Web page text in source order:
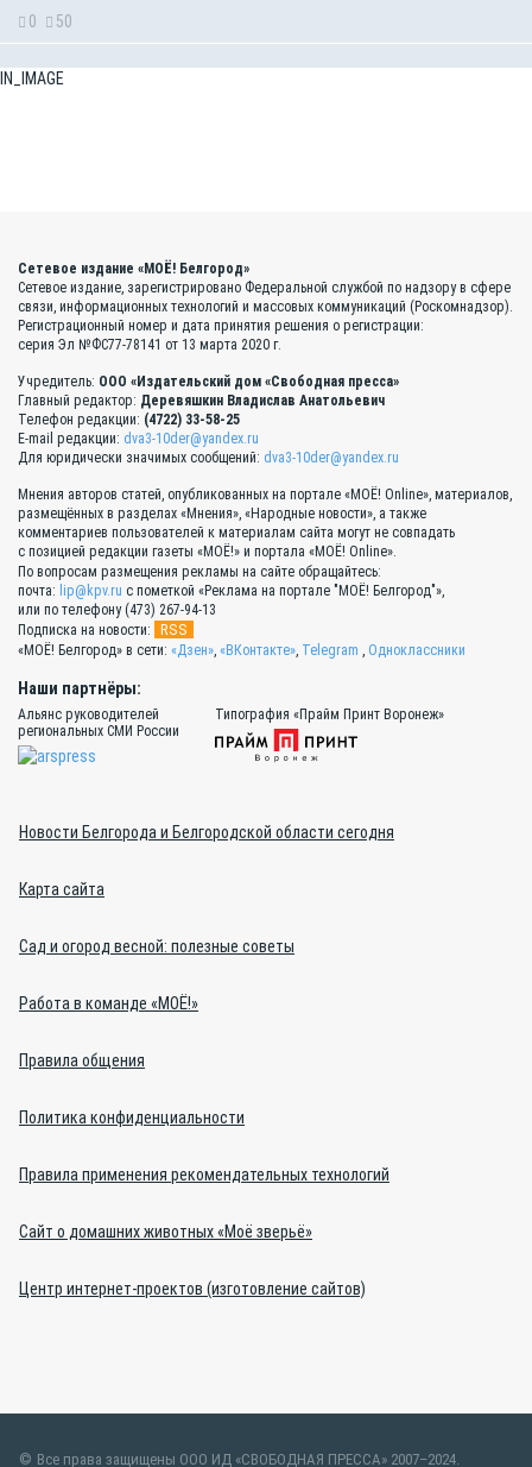
0 50
IN_IMAGE
Сетевое издание «МОЁ! Белгород»
Сетевое издание, зарегистрировано Федеральной службой по надзору в сфере
связи, информационных технологий и массовых коммуникаций (Роскомнадзор).
Регистрационный номер и дата принятия решения о регистрации:
серия Эл №ФС77-78141 от 13 марта 2020 г.
Учредитель: ООО «Издательский дом «Свободная пресса»
Главный редактор: Деревяшкин Владислав Анатольевич
Телефон редакции: (4722) 33-58-25
E-mail редакции: dva3-10der@yandex.ru
Для юридически значимых сообщений: dva3-10der@yandex.ru
Мнения авторов статей, опубликованных на портале «МОЁ! Online», материалов,
размещённых в разделах «Мнения», «Народные новости», а также
комментариев пользователей к материалам сайта могут не совпадать
с позицией редакции газеты «МОЁ!» и портала «МОЁ! Online».
По вопросам размещения рекламы на сайте обращайтесь:
почта: lip@kpv.ru с пометкой «Реклама на портале "МОЁ! Белгород"»,
или по телефону (473) 267-94-13
Подписка на новости:
RSS
«МОЁ! Белгород» в сети: «Дзен» «ВКонтакте» Telegram Одноклассники
Наши партнёры:
Альянс руководителей
региональных СМИ России
Типография «Прайм Принт Воронеж»
Новости Белгорода и Белгородской области сегодня
Карта сайта
Сад и огород весной: полезные советы
Работа в команде «МОЁ!»
Правила общения
Политика конфиденциальности
Правила применения рекомендательных технологий
Сайт о домашних животных «Моё зверьё»
Центр интернет-проектов (изготовление сайтов)
Все права защищены ООО ИД «СВОБОДНАЯ ПРЕССА» 2007–2024.